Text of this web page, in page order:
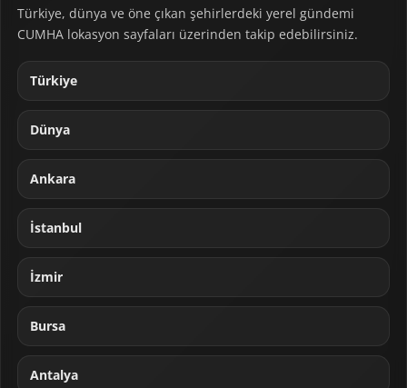
Türkiye, dünya ve öne çıkan şehirlerdeki yerel gündemi
CUMHA lokasyon sayfaları üzerinden takip edebilirsiniz.
Türkiye
Dünya
Ankara
İstanbul
İzmir
Bursa
Antalya